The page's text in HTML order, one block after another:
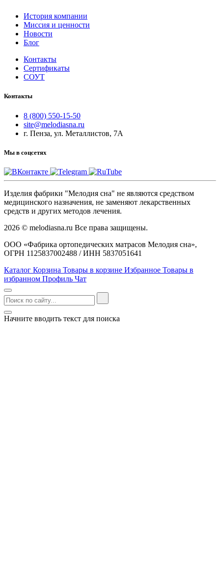
История компании
Миссия и ценности
Новости
Блог
Контакты
Сертификаты
СОУТ
Контакты
8 (800) 550-15-50
site@melodiasna.ru
г. Пенза, ул. Металлистов, 7А
Мы в соцсетях
Изделия фабрики "Мелодия сна" не являются средством
медицинского назначения, не заменяют лекарственных
средств и других методов лечения.
2026 © melodiasna.ru Все права защищены.
ООО «Фабрика ортопедических матрасов Мелодия сна»,
ОГРН 1125837002488 / ИНН 5837051641
Каталог Корзина Товары в корзине Избранное Товары в
избранном Профиль Чат
Начните вводить текст для поиска